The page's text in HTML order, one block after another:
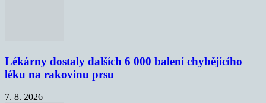
Lékárny dostaly dalších 6 000 balení chybějícího
léku na rakovinu prsu
7. 8. 2026